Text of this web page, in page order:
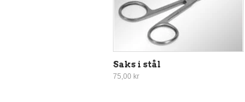
Saks i stål
75,00 kr